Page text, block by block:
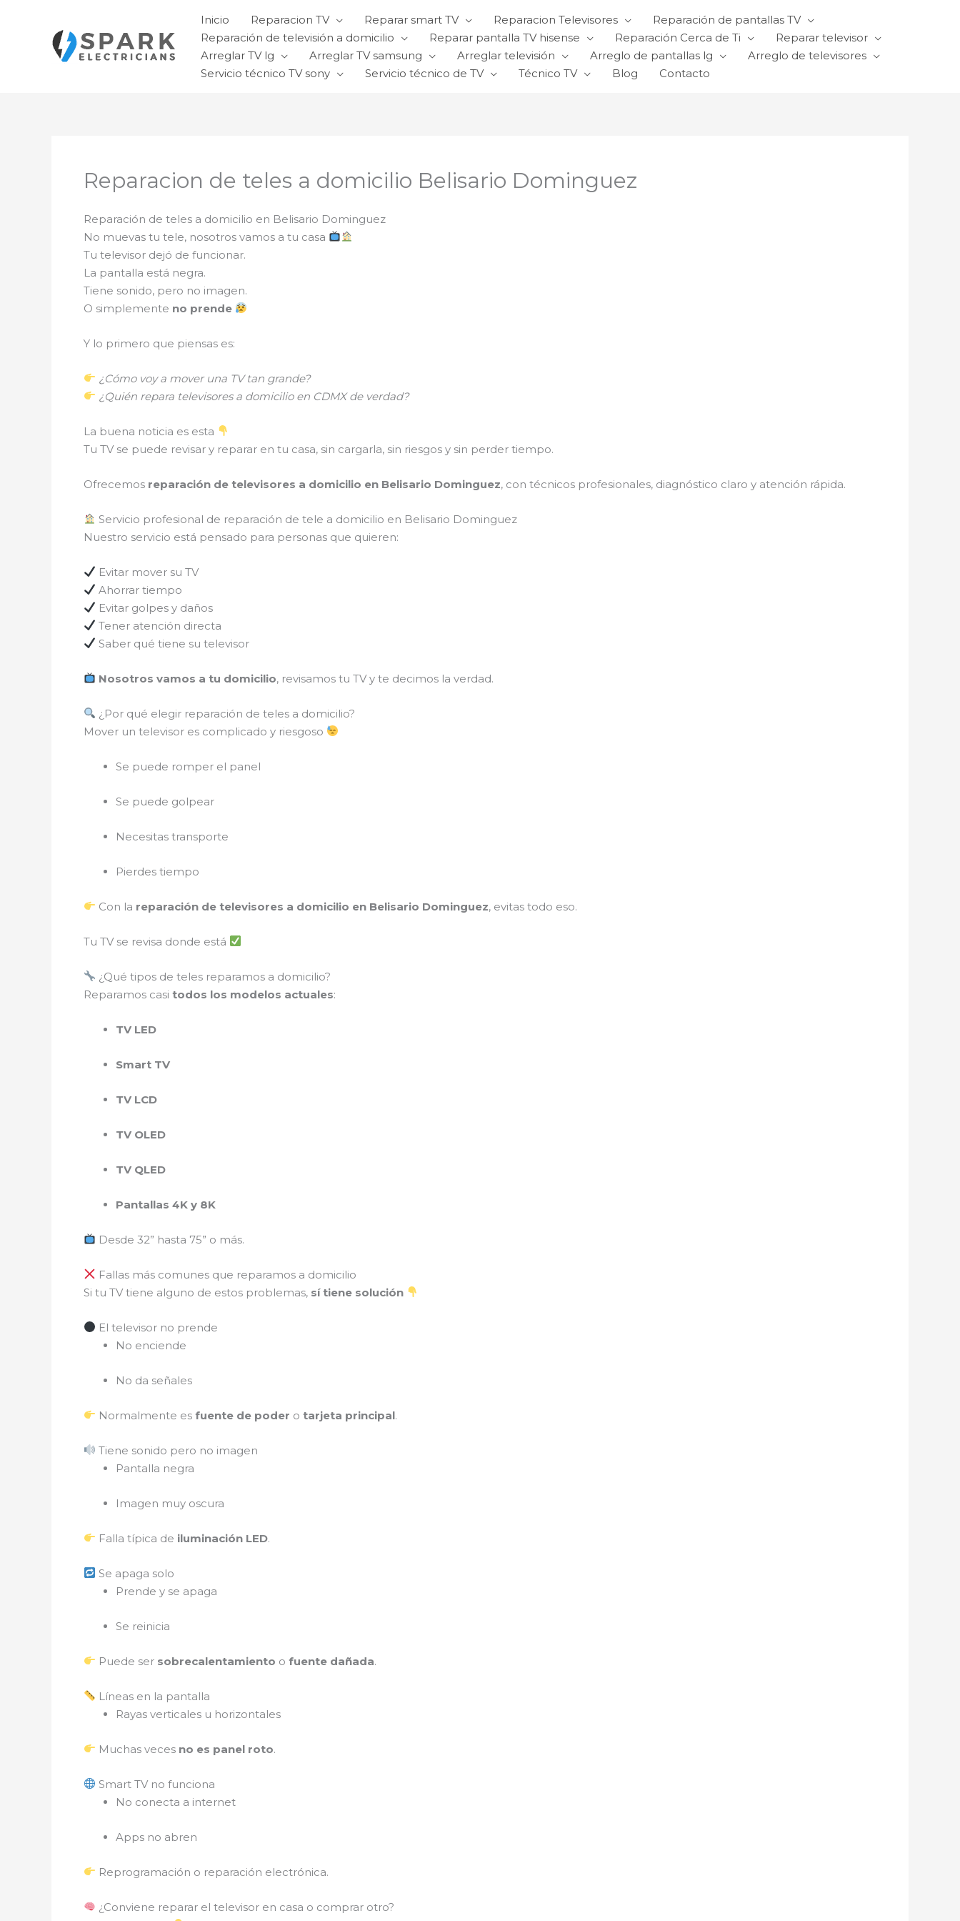
contenido
Inicio Reparacion TV Reparar smart TV Reparacion Televisores
Reparación de pantallas TV
Reparación de televisión a domicilio
Reparar pantalla TV hisense Reparación Cerca de Ti
Reparar televisor
Arreglar TV lg
Arreglar TV samsung Arreglar televisión Arreglo de pantallas lg
Arreglo de televisores
Servicio técnico TV sony
Servicio técnico de TV Técnico TV Blog Contacto
Reparacion de teles a domicilio Belisario Dominguez
Reparación de teles a domicilio en Belisario Dominguez
No muevas tu tele, nosotros vamos a tu casa
Tu televisor dejó de funcionar.
La pantalla está negra.
Tiene sonido, pero no imagen.
O simplemente no prende
Y lo primero que piensas es:
¿Cómo voy a mover una TV tan grande?
¿Quién repara televisores a domicilio en CDMX de verdad?
La buena noticia es esta
Tu TV se puede revisar y reparar en tu casa, sin cargarla, sin riesgos y sin perder tiempo.
Ofrecemos reparación de televisores a domicilio en Belisario Dominguez, con técnicos profesionales, diagnóstico claro y atención rápida.
Servicio profesional de reparación de tele a domicilio en Belisario Dominguez
Nuestro servicio está pensado para personas que quieren:
Evitar mover su TV
Ahorrar tiempo
Evitar golpes y daños
Tener atención directa
Saber qué tiene su televisor
Nosotros vamos a tu domicilio, revisamos tu TV y te decimos la verdad.
¿Por qué elegir reparación de teles a domicilio?
Mover un televisor es complicado y riesgoso
Se puede romper el panel
Se puede golpear
Necesitas transporte
Pierdes tiempo
Con la reparación de televisores a domicilio en Belisario Dominguez, evitas todo eso.
Tu TV se revisa donde está
¿Qué tipos de teles reparamos a domicilio?
Reparamos casi todos los modelos actuales:
TV LED
Smart TV
TV LCD
TV OLED
TV QLED
Pantallas 4K y 8K
Desde 32” hasta 75” o más.
Fallas más comunes que reparamos a domicilio
Si tu TV tiene alguno de estos problemas, sí tiene solución
El televisor no prende
No enciende
No da señales
Normalmente esfuente de poder otarjeta principal.
Tiene sonido pero no imagen
Pantalla negra
Imagen muy oscura
Falla típica de iluminación LED.
Se apaga solo
Prende y se apaga
Se reinicia
Puede ser sobrecalentamiento ofuente dañada.
Líneas en la pantalla
Rayas verticales u horizontales
Muchas veces no es panel roto.
Smart TV no funciona
No conecta a internet
Apps no abren
Reprogramación o reparación electrónica.
¿Conviene reparar el televisor en casa o comprar otro?